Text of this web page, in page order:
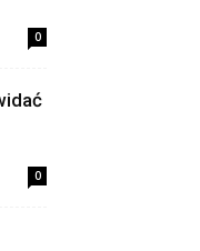
0
0